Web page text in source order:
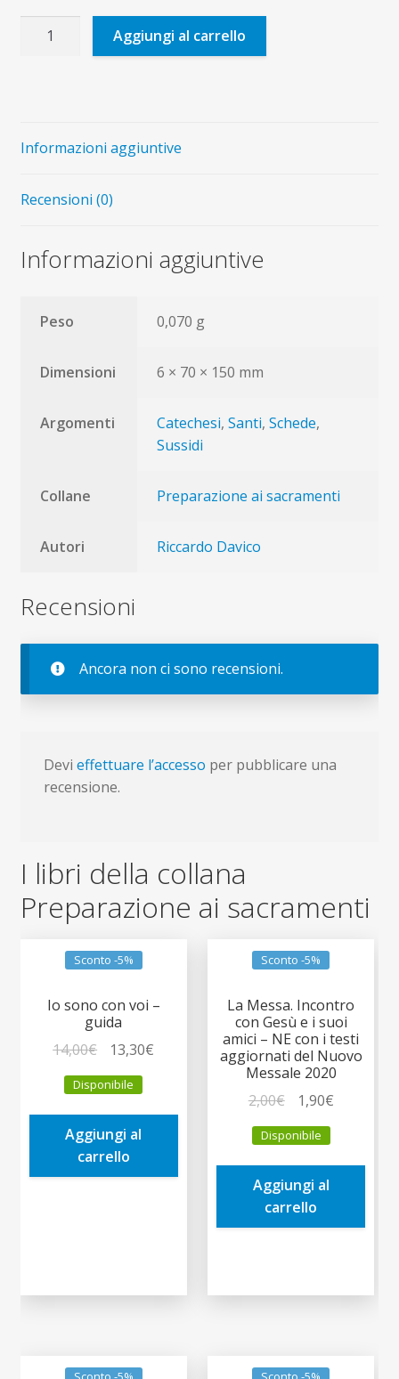
Catequiz
Aggiungi al carrello
Informazioni aggiuntive
Recensioni (0)
Informazioni aggiuntive
Peso 0,070 g
Dimensioni 6 × 70 × 150 mm
Argomenti Catechesi,Santi,Schede,
Sussidi
Collane Preparazione ai sacramenti
Autori Riccardo Davico
Recensioni
Ancora non ci sono recensioni.
Devi effettuare l’accesso per pubblicare una
recensione.
I libri della collana
Preparazione ai sacramenti
Sconto -5%
Io sono con voi –
guida
14,00€
prezzo
originale
era:
14,00€.
13,30€
è:
Disponibile
Aggiungi al
carrello
Sconto -5%
La Messa. Incontro
con Gesù e i suoi
amici – NE con i testi
aggiornati del Nuovo
Messale 2020
2,00€
prezzo
originale
era:
2,00€.
1,90€Il
è:
Disponibile
Aggiungi al
carrello